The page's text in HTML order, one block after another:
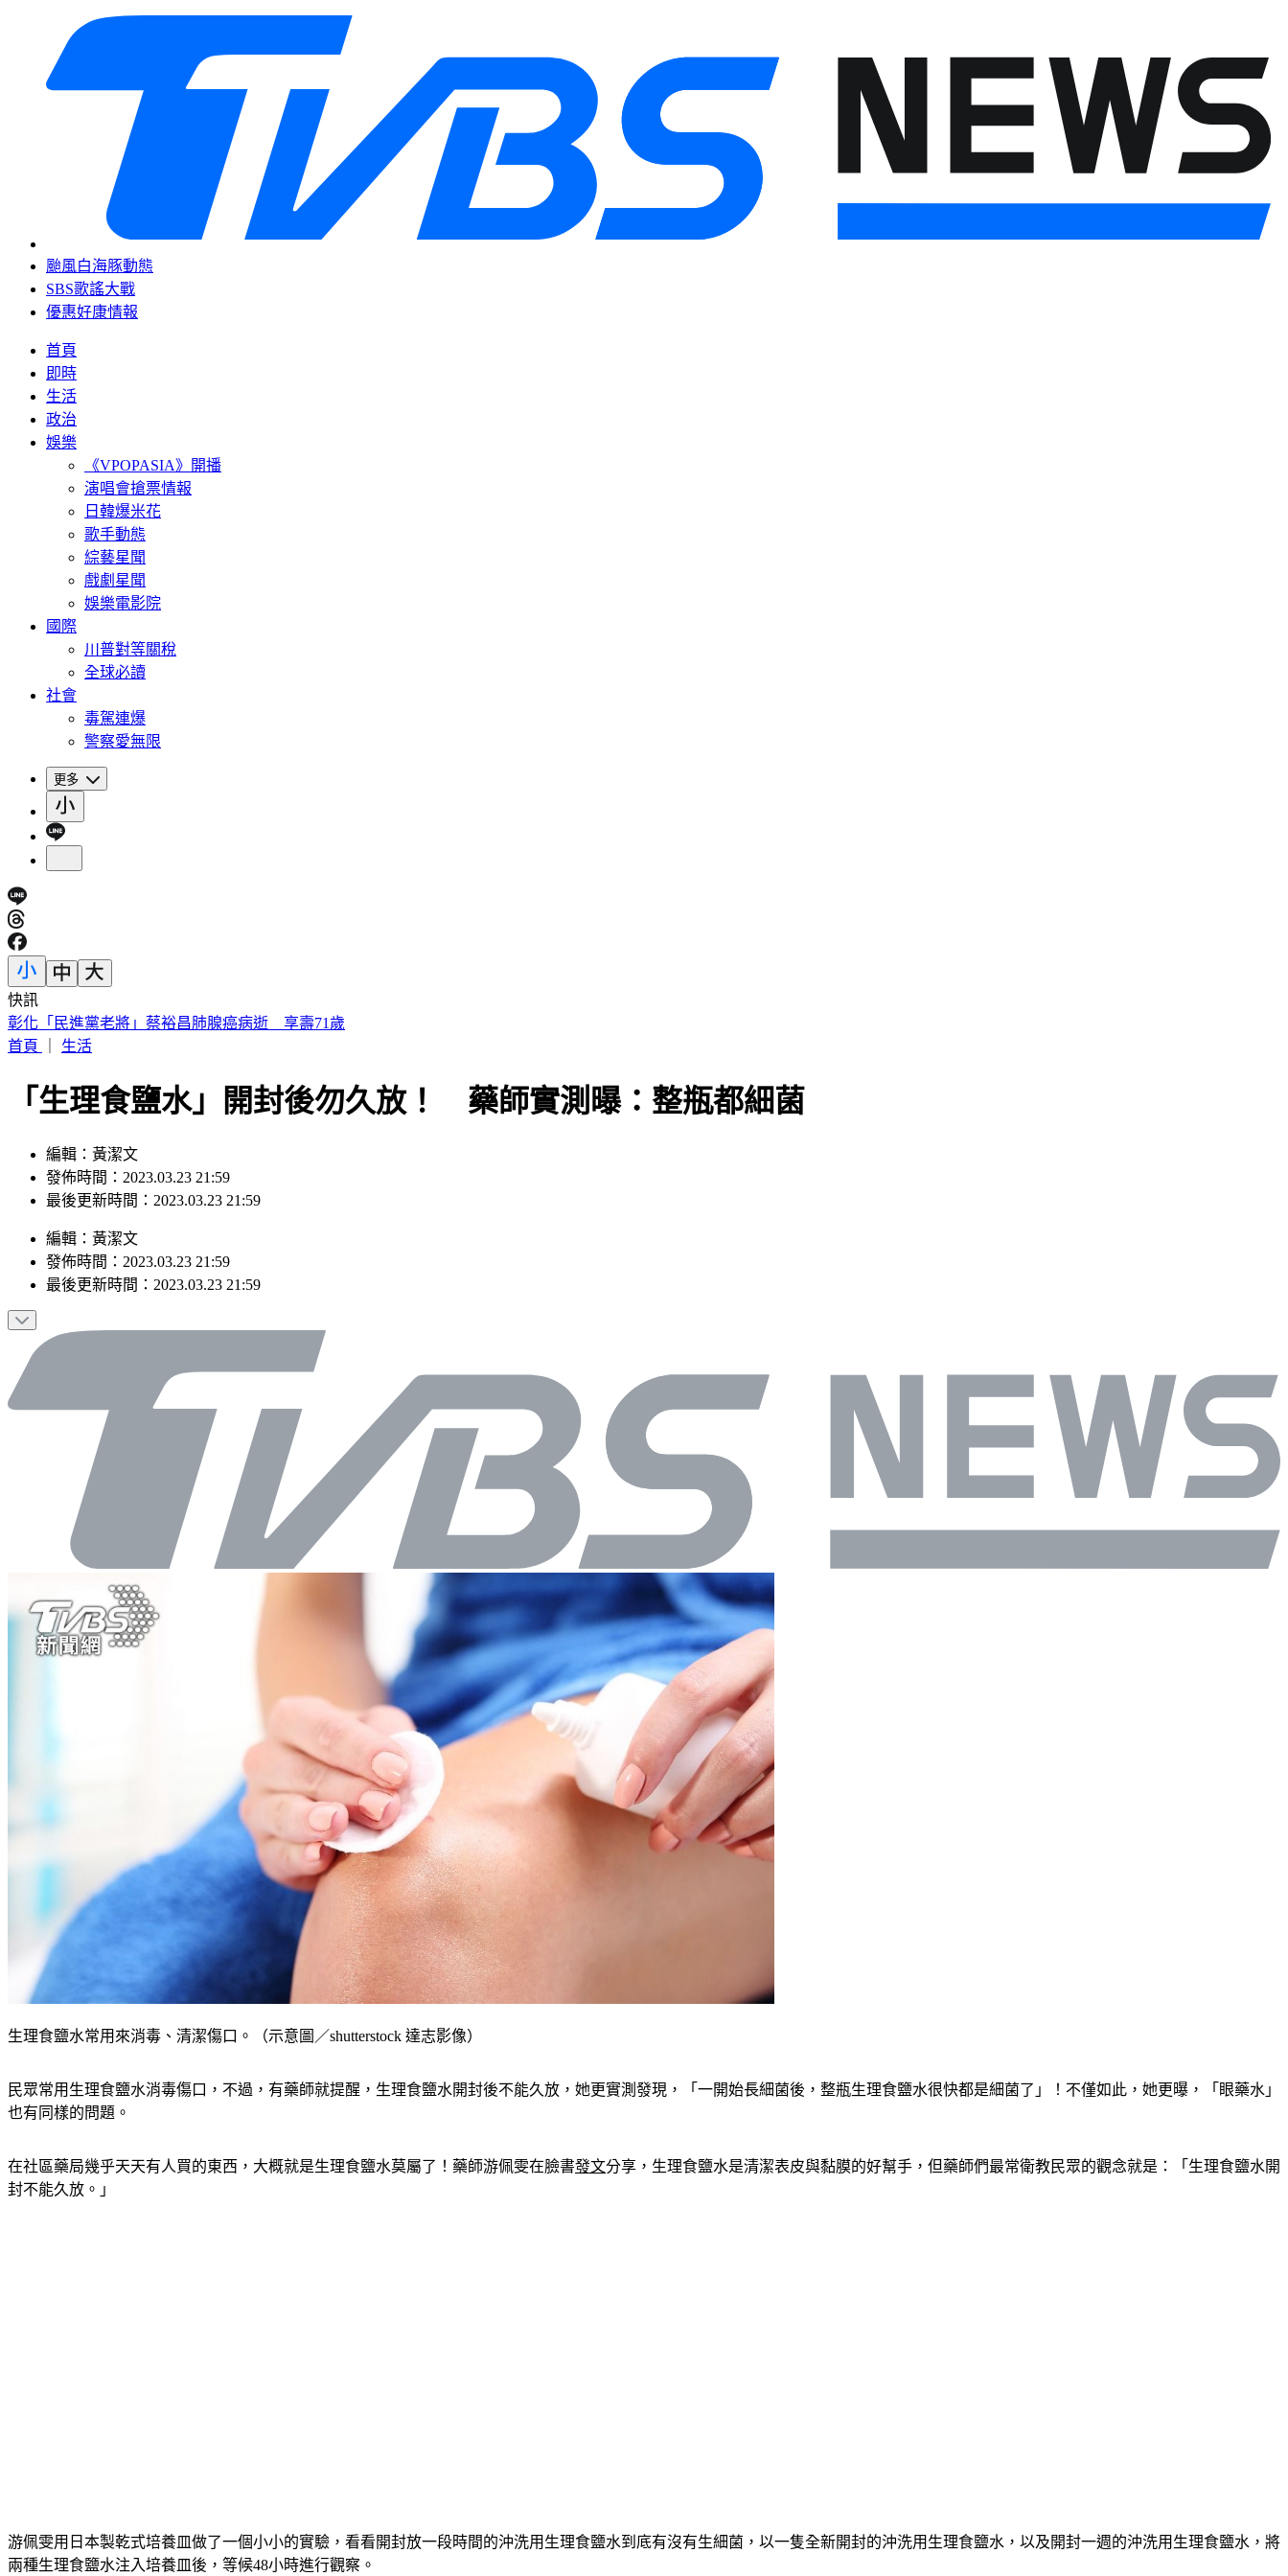
颱風白海豚動態
SBS歌謠大戰
優惠好康情報
首頁
即時
生活
政治
娛樂
《VPOPASIA》開播
演唱會搶票情報
日韓爆米花
歌手動態
綜藝星聞
戲劇星聞
娛樂電影院
國際
川普對等關稅
全球必讀
社會
毒駕連爆
警察愛無限
更多
快訊
獨家／三重忠孝碼頭火燒船！舢舨船陷火海險波及遊艇
首頁
生活
「生理食鹽水」開封後勿久放！ 藥師實測曝：整瓶都細菌
編輯：黃潔文
發佈時間：2023.03.23 21:59
最後更新時間：2023.03.23 21:59
編輯 ： 黃潔文
發佈時間： 2023.03.23 21:59
最後更新時間： 2023.03.23 21:59
生理食鹽水常用來消毒、清潔傷口。（示意圖／shutterstock 達志影像）
民眾常用生理食鹽水消毒傷口，不過，有藥師就提醒，生理食鹽水開封後不能久放，她更實測發現，「一開始長細菌後，整瓶生理食鹽水很快都是細菌了」！不僅如此，她更曝，「眼藥水」
也有同樣的問題。
在社區藥局幾乎天天有人買的東西，大概就是生理食鹽水莫屬了！藥師游佩雯在臉書發文分享，生理食鹽水是清潔表皮與黏膜的好幫手，但藥師們最常衛教民眾的觀念就是：「生理食鹽水開
封不能久放。」
游佩雯用日本製乾式培養皿做了一個小小的實驗，看看開封放一段時間的沖洗用生理食鹽水到底有沒有生細菌，以一隻全新開封的沖洗用生理食鹽水，以及開封一週的沖洗用生理食鹽水，將
兩種生理食鹽水注入培養皿後，等候48小時進行觀察。